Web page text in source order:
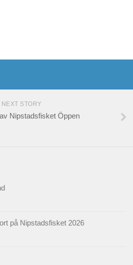
NEXT STORY
Nipstadsfisket Öppen
på Nipstadsfisket 2026